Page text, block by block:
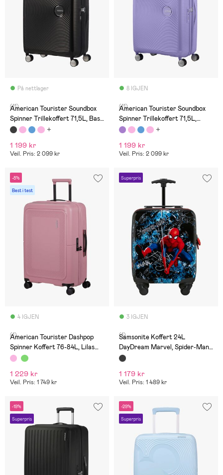
På nettlager
(11)
American Tourister Soundbox
Spinner Trillekoffert 71,5L, Bass
Black
1 199 kr
Veil. Pris: 2 099 kr
8 IGJEN
(11)
American Tourister Soundbox
Spinner Trillekoffert 71,5L,
Lavendel
1 199 kr
Veil. Pris: 2 099 kr
-8%
Best i test
4 IGJEN
(1)
American Tourister Dashpop
Spinner Koffert 76-84L, Lilas
Pink
1 229 kr
Veil. Pris: 1 749 kr
Superpris
3 IGJEN
(1)
Samsonite Koffert 24L
DayDream Marvel, Spider-Man
Mystery
1 179 kr
Veil. Pris: 1 489 kr
-19%
Superpris
-29%
Superpris